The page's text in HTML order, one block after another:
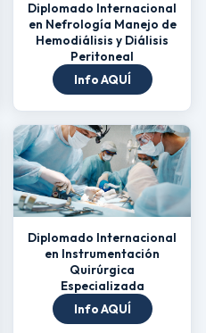
Diplomado Internacional
en Nefrología Manejo de
Hemodiálisis y Diálisis
Peritoneal
Info AQUÍ
Diplomado Internacional
en Instrumentación
Quirúrgica
Especializada
Info AQUÍ